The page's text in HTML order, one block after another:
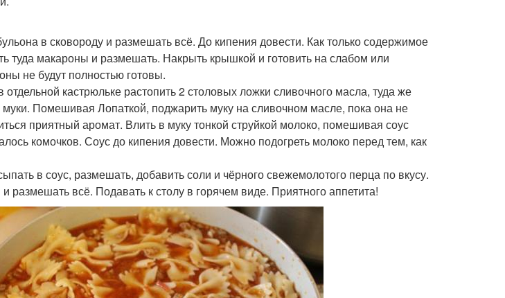
в сковороду и размешать всё. До кипения довести. Как только содержимое
туда макароны и размешать. Накрыть крышкой и готовить на слабом или
не будут полностью готовы.
отдельной кастрюльке растопить 2 столовых ложки сливочного масла, туда же
Помешивая Лопаткой, поджарить муку на сливочном масле, пока она не
приятный аромат. Влить в муку тонкой струйкой молоко, помешивая соус
комочков. Соус до кипения довести. Можно подогреть молоко перед тем, как
в соус, размешать, добавить соли и чёрного свежемолотого перца по вкусу.
размешать всё. Подавать к столу в горячем виде. Приятного аппетита!